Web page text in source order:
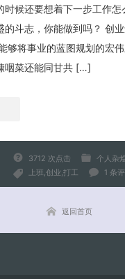
时候还要想着下一步工作怎
的斗志，你能做到吗？ 创
够将事业的蓝图规划的宏
咽菜还能同甘共 […]
3712 次点击
个人杂
上班 创业 打工 1 条
返回首页
关闭弹窗